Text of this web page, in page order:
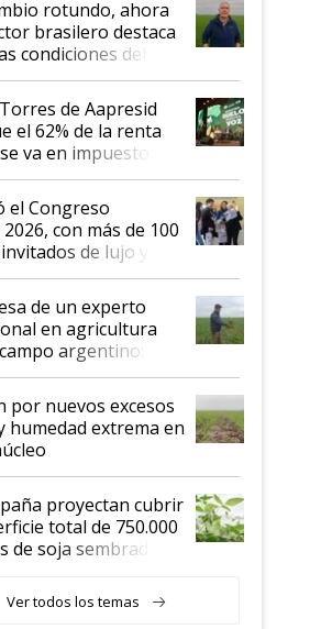
rotundo, ahora
brasilero destaca
condiciones del
para invertir:
motivados"
de Aapresid
el 62% de la renta
va en impuestos:
que en
se sigan discutiendo
cosas de hace 50
el Congreso
con más de 100
de lujo y
tendencias
de un experto
en agricultura
argentino:
impresionado"
por nuevos excesos
humedad extrema en
proyectan cubrir
total de 750.000
de soja sembradas
que marcan un
en genética y
Ver todos los temas